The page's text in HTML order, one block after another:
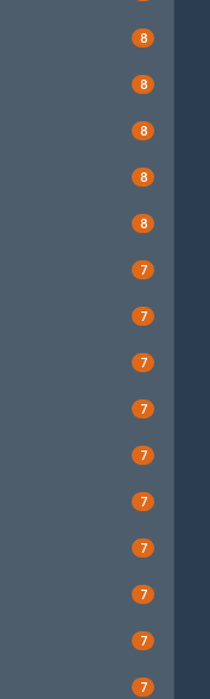
8
8
8
8
8
7
7
7
7
7
7
7
7
7
7